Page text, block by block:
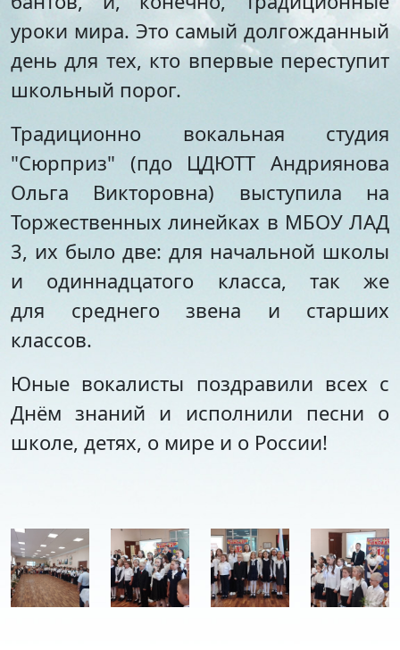
Футбол
Морское многоборье
Тхэквондо
Художественная
Лёгкая атлетика
Фитнес-аэробика
Киокусинкай
Дзюдо
Настольный теннис
Шахматы
Фитбол
Технический
Мотоспорт
Стипендии и меры
поддержки обучающихся
Международное
сотрудничество
организации
Документы по АХЧ
Педагогический салон
Виртуальная экскурсия
уроки мира. Это самый долгожданный
день для тех, кто впервые переступит
школьный порог.
Традиционно вокальная студия
"Сюрприз" (пдо ЦДЮТТ Андриянова
Ольга Викторовна) выступила на
Торжественных линейках в МБОУ ЛАД
3, их было две: для начальной школы
и одиннадцатого класса, так же
для среднего звена и старших
классов.
Юные вокалисты поздравили всех с
Днём знаний и исполнили песни о
школе, детях, о мире и о России!